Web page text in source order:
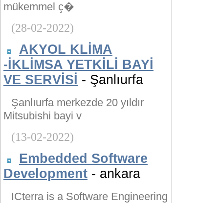
mükemmel ç�
(28-02-2022)
AKYOL KLİMA
-İKLİMSA YETKİLİ BAYİ
VE SERVİSİ - Şanlıurfa
Şanlıurfa merkezde 20 yıldır
Mitsubishi bayi v
(13-02-2022)
Embedded Software
Development - ankara
ICterra is a Software Engineering